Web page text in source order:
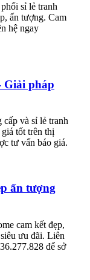
sỉ lẻ tranh
ấn tượng. Cam
hệ ngay
Giải pháp
và sỉ lẻ tranh
tốt trên thị
tư vấn báo giá.
ấn tượng
cam kết đẹp,
ưu đãi. Liên
để sở